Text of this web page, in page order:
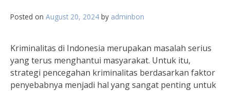
Posted on August 20, 2024 by adminbon
Kriminalitas di Indonesia merupakan masalah serius
yang terus menghantui masyarakat. Untuk itu,
strategi pencegahan kriminalitas berdasarkan faktor
penyebabnya menjadi hal yang sangat penting untuk